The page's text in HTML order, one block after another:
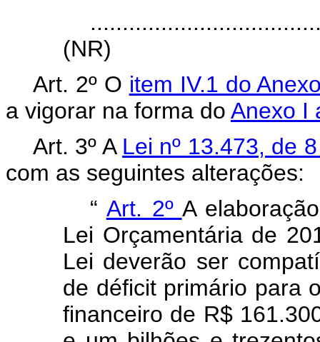
(NR)
Art. 2º O item IV.1 do
a vigorar na forma do Anexo I
Art. 3º A Lei nº 13.473, de
com as seguintes alterações:
“ Art. 2º A
Lei Orçamentária de
Lei deverão ser
de déficit primário para
financeiro de R$